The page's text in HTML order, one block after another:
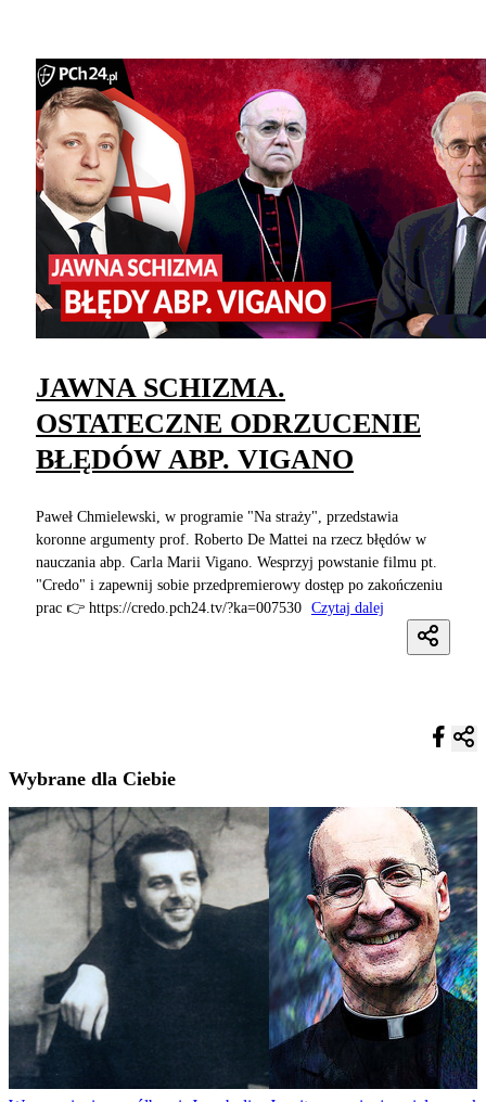
JAWNA SCHIZMA.
OSTATECZNE ODRZUCENIE
BŁĘDÓW ABP. VIGANO
Paweł Chmielewski, w programie "Na straży", przedstawia
koronne argumenty prof. Roberto De Mattei na rzecz błędów w
nauczania abp. Carla Marii Vigano. Wesprzyj powstanie filmu pt.
"Credo" i zapewnij sobie przedpremierowy dostęp po zakończeniu
prac 👉 https://credo.pch24.tv/?ka=007530 Czytaj dalej
Wybrane dla Ciebie